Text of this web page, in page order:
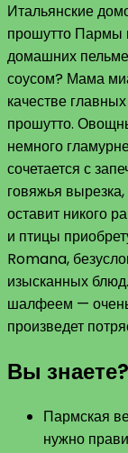
Итальянские
прошутто Пармы
домашних
соусом? Мама
качестве
прошутто.
немного
сочетается с
говяжья
оставит никого
и птицы
Romana,
изысканных
шалфеем —
произведет
Вы знаете?
Пармская
нужно